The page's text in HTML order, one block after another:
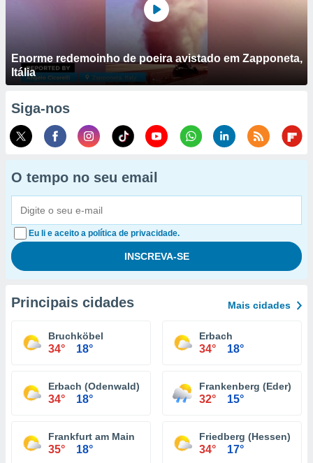
Enorme redemoinho de poeira avistado em Zapponeta,
Itália
Siga-nos
O tempo no seu email
Eu li e aceito a política de privacidade.
Principais cidades Mais cidades
Bruchköbel
34° 18°
Erbach
34° 18°
Erbach (Odenwald)
34° 18°
Frankenberg (Eder)
32° 15°
Frankfurt am Main
35° 18°
Friedberg (Hessen)
34° 17°